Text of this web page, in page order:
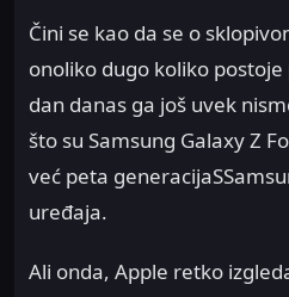
Čini se kao da se o
onoliko dugo koliko
dan danas ga još uvek
što su Samsung Galaxy Z
već peta
uređaja.
Ali onda, Apple retko